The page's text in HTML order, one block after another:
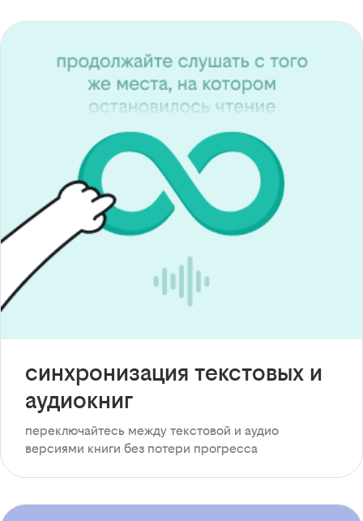
синхронизация текстовых и
аудиокниг
переключайтесь между текстовой и аудио
версиями книги без потери прогресса